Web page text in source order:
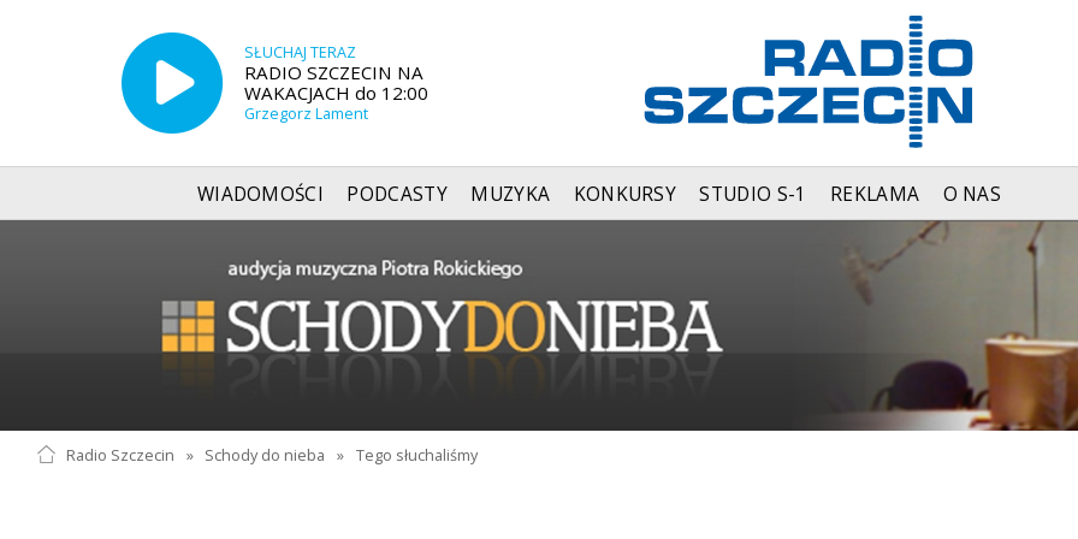
SŁUCHAJ TERAZ
RADIO SZCZECIN NA
WAKACJACH do 12:00
Grzegorz Lament
WIADOMOŚCI PODCASTY MUZYKA KONKURSY STUDIO S-1 REKLAMA O NAS
Radio Szczecin » Schody do nieba » Tego słuchaliśmy